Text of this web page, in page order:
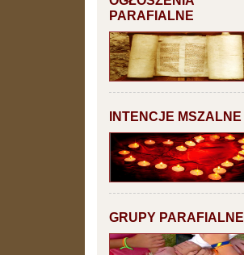
PARAFIALNE
INTENCJE MSZALNE
GRUPY PARAFIALNE